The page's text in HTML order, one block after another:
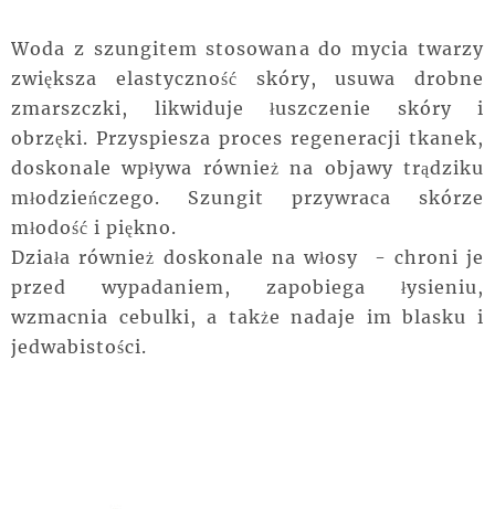
Woda z szungitem stosowana do mycia twarzy
zwiększa elastyczność skóry, usuwa drobne
zmarszczki, likwiduje łuszczenie skóry i
obrzęki. Przyspiesza proces regeneracji tkanek,
doskonale wpływa również na objawy trądziku
młodzieńczego. Szungit przywraca skórze
młodość i piękno.
Działa również doskonale na włosy - chroni je
przed wypadaniem, zapobiega łysieniu,
wzmacnia cebulki, a także nadaje im blasku i
jedwabistości.